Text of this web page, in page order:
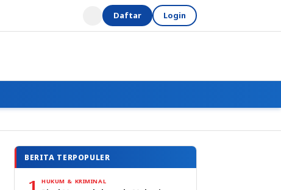
Daftar Login
BERITA TERPOPULER
HUKUM & KRIMINAL